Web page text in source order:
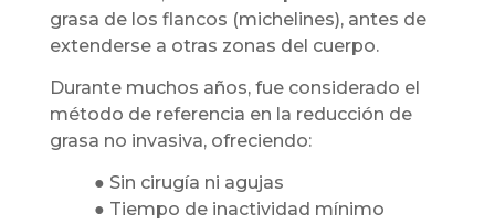
grasa de los flancos (michelines), antes de
extenderse a otras zonas del cuerpo.
Durante muchos años, fue considerado el
método de referencia en la reducción de
grasa no invasiva, ofreciendo:
● Sin cirugía ni agujas
● Tiempo de inactividad mínimo